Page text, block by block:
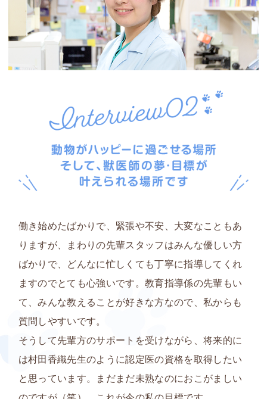
働き始めたばかりで、緊張や不安、大変なこともあ
りますが、まわりの先輩スタッフはみんな優しい方
ばかりで、どんなに忙しくても丁寧に指導してくれ
ますのでとても心強いです。教育指導係の先輩もい
て、みんな教えることが好きな方なので、私からも
質問しやすいです。
そうして先輩方のサポートを受けながら、将来的に
は村田香織先生のように認定医の資格を取得したい
と思っています。まだまだ未熟なのにおこがましい